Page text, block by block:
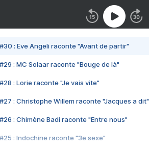
#30 : Eve Angeli raconte "Avant de partir"
#29 : MC Solaar raconte "Bouge de là"
#28 : Lorie raconte "Je vais vite"
#27 : Christophe Willem raconte "Jacques a dit"
#26 : Chimène Badi raconte "Entre nous"
#25 : Indochine raconte "3e sexe"